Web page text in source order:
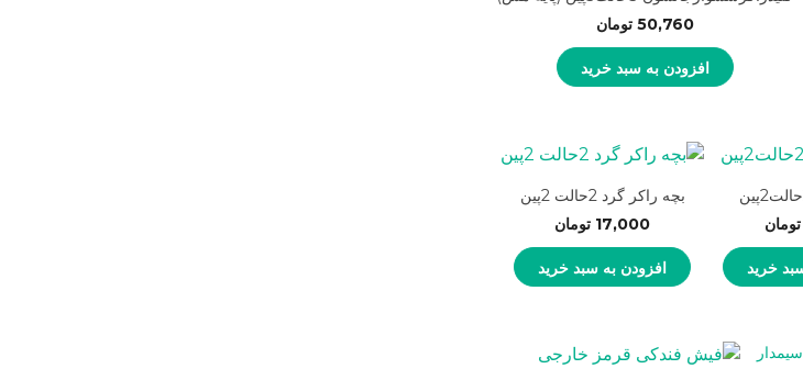
50,760 تومان
افزودن به سبد خرید
تومان
خرید
بچه راکر گرد 2حالت 2پین
17,000 تومان
افزودن به سبد خرید